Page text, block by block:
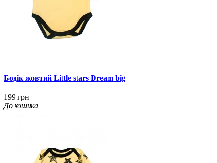
Бодік жовтий Little stars Dream big
199 грн
До кошика